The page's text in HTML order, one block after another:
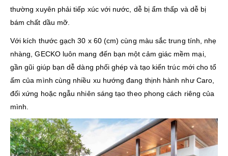
thường xuyên phải tiếp xúc với nước, dễ bị ẩm thấp và dễ bị
bám chất dầu mỡ.
Với kích thước gạch 30 x 60 (cm) cùng màu sắc trung tính, nhẹ
nhàng, GECKO luôn mang đến bạn một cảm giác mềm mại,
gần gũi giúp bạn dễ dàng phối ghép và tạo kiến trúc mới cho tổ
ấm của mình cùng nhiều xu hướng đang thịnh hành như Caro,
đối xứng hoặc ngẫu nhiên sáng tạo theo phong cách riêng của
mình.